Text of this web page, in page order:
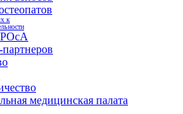
к
РОсА
медицинская палата